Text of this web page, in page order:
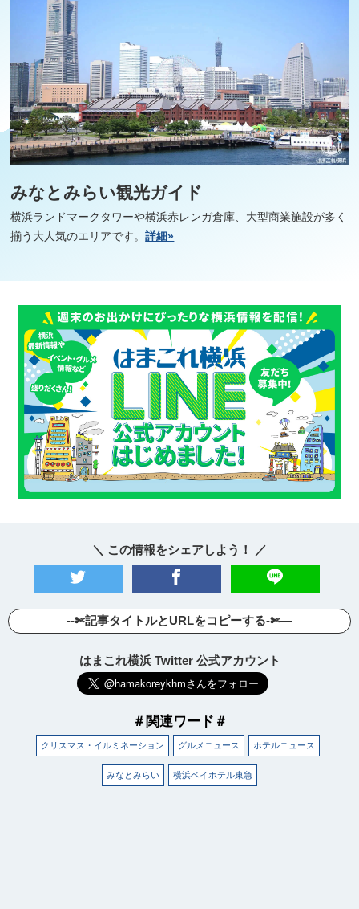
みなとみらい観光ガイド
横浜ランドマークタワーや横浜赤レンガ倉庫、大型商業施設が多く
揃う大人気のエリアです。詳細»
＼ この情報をシェアしよう！ ／
--✄記事タイトルとURLをコピーする-✄—
はまこれ横浜 Twitter 公式アカウント
＃関連ワード＃
クリスマス・イルミネーション グルメニュース ホテルニュース
みなとみらい 横浜ベイホテル東急